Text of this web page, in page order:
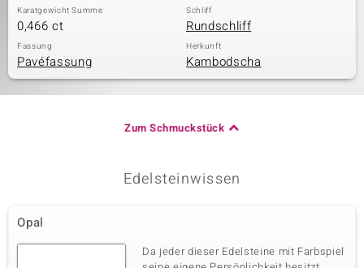
Karatgewicht Summe
0,466 ct
Schliff
Rundschliff
Fassung
Pavéfassung
Herkunft
Kambodscha
Zum Schmuckstück
Edelsteinwissen
Opal
Da jeder dieser Edelsteine mit Farbspiel